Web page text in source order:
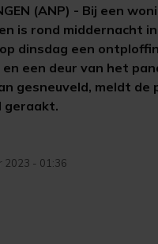
(ANP) - Bij een
is rond middernacht
dinsdag een
een deur van het
gesneuveld, meldt de
geraakt.
2023 - 01:36